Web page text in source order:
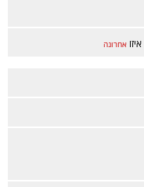
איזו אחרונה